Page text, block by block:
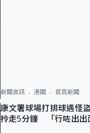
新聞資訊 港聞 首頁新聞
康文署球場打排球遇怪
拎走5分鐘 「行咗出出